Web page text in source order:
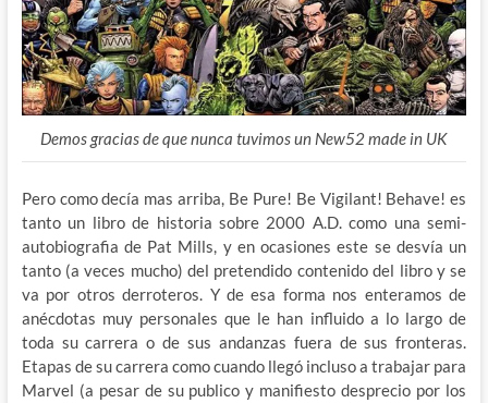
Demos gracias de que nunca tuvimos un New52 made in UK
Pero como decía mas arriba, Be Pure! Be Vigilant! Behave! es
tanto un libro de historia sobre 2000 A.D. como una semi-
autobiografia de Pat Mills, y en ocasiones este se desvía un
tanto (a veces mucho) del pretendido contenido del libro y se
va por otros derroteros. Y de esa forma nos enteramos de
anécdotas muy personales que le han influido a lo largo de
toda su carrera o de sus andanzas fuera de sus fronteras.
Etapas de su carrera como cuando llegó incluso a trabajar para
Marvel (a pesar de su publico y manifiesto desprecio por los